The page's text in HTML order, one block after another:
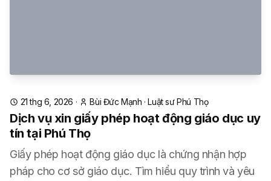
21 thg 6, 2026 · Bùi Đức Mạnh ·Luật sư Phú Thọ
Dịch vụ xin giấy phép hoạt động giáo dục uy
tín tại Phú Thọ
Giấy phép hoạt động giáo dục là chứng nhận hợp
pháp cho cơ sở giáo dục. Tìm hiểu quy trình và yêu